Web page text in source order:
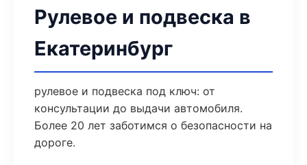
Рулевое и подвеска в
Екатеринбург
рулевое и подвеска под ключ: от
консультации до выдачи автомобиля.
Более 20 лет заботимся о безопасности на
дороге.